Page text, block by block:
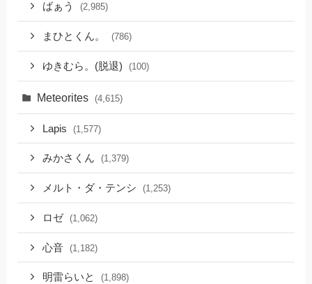
ばぁう (2,985)
まひとくん。 (786)
ゆきむら。(脱退) (100)
Meteorites (4,615)
Lapis (1,577)
みかさくん (1,379)
メルト・ダ・テンシ (1,253)
ロゼ (1,062)
心音 (1,182)
明雷らいと (1,898)